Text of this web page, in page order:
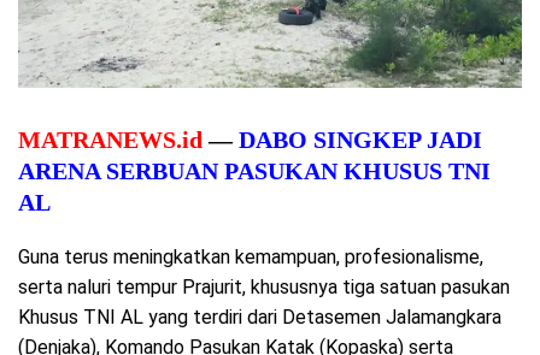
MATRANEWS.id —DABO SINGKEP JADI
ARENA SERBUAN PASUKAN KHUSUS TNI
AL
Guna terus meningkatkan kemampuan, profesionalisme,
serta naluri tempur Prajurit, khususnya tiga satuan pasukan
Khusus TNI AL yang terdiri dari Detasemen Jalamangkara
(Denjaka), Komando Pasukan Katak (Kopaska) serta